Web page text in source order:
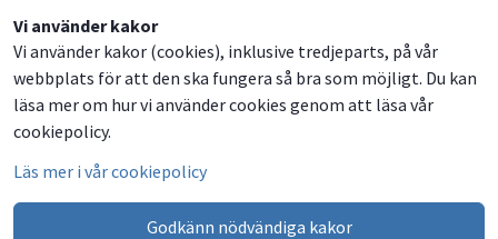
Vi använder kakor
Vi använder kakor (cookies), inklusive tredjeparts, på vår
webbplats för att den ska fungera så bra som möjligt. Du kan
läsa mer om hur vi använder cookies genom att läsa vår
cookiepolicy.
Läs mer i vår cookiepolicy
Godkänn nödvändiga kakor
Dela
på
Facebook
Dela
på
Twitter
Dela
på
LinkedIn
Dela
via
email